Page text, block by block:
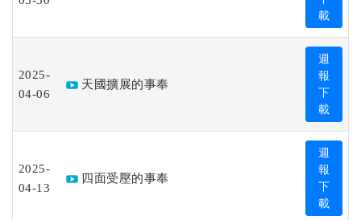
載
2025-
04-06
天國擴展的事奉
週
報
下
載
2025-
04-13
四面受壓的事奉
週
報
下
載